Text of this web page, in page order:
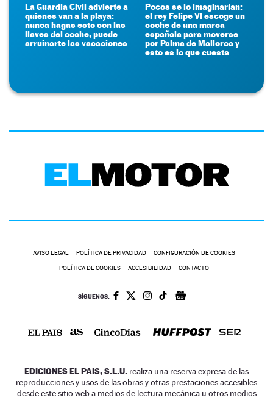
La Guardia Civil advierte a
quienes van a la playa:
nunca hagas esto con las
llaves del coche, puede
arruinarte las vacaciones
Pocos se lo imaginarían:
el rey Felipe VI escoge un
coche de una marca
española para moverse
por Palma de Mallorca y
esto es lo que cuesta
AVISO LEGAL POLÍTICA DE PRIVACIDAD CONFIGURACIÓN DE COOKIES
POLÍTICA DE COOKIES ACCESIBILIDAD CONTACTO
SÍGUENOS:
EDICIONES EL PAIS, S.L.U. realiza una reserva expresa de las
reproducciones y usos de las obras y otras prestaciones accesibles
desde este sitio web a medios de lectura mecánica u otros medios